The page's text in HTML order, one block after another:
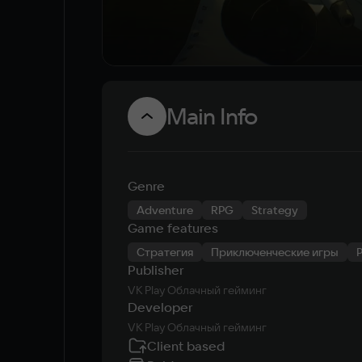
Main Info
Genre
Adventure RPG Strategy
Game features
Стратегия Приключенческие игры
Publisher
VK Play Облачный гейминг
Developer
VK Play Облачный гейминг
Client based